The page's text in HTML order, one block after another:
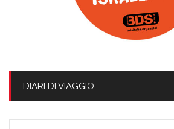
DIARI DI VIAGGIO